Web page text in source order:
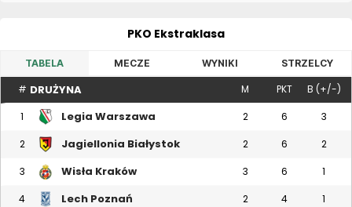
PKO Ekstraklasa
TABELA MECZE WYNIKI STRZELCY
# DRUŻYNA M PKT B (+/-)
1 Legia Warszawa 2 6 3
2 Jagiellonia Białystok 2 6 2
3 Wisła Kraków 3 6 1
4 Lech Poznań 2 4 1